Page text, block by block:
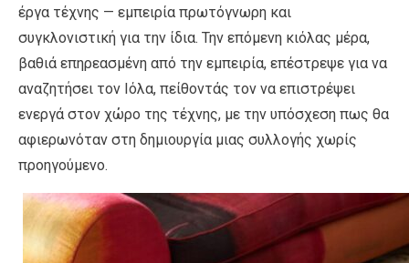
έργα τέχνης — εμπειρία πρωτόγνωρη και
συγκλονιστική για την ίδια. Την επόμενη κιόλας μέρα,
βαθιά επηρεασμένη από την εμπειρία, επέστρεψε για να
αναζητήσει τον Ιόλα, πείθοντάς τον να επιστρέψει
ενεργά στον χώρο της τέχνης, με την υπόσχεση πως θα
αφιερωνόταν στη δημιουργία μιας συλλογής χωρίς
προηγούμενο.